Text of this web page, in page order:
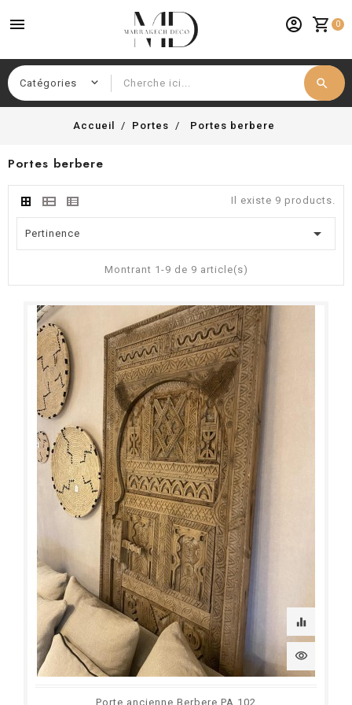
menu shopping_cart 0
account_circle
search
Accueil Portes Portes berbere
Portes berbere
Il existe 9 products.
Pertinence 
Montrant 1-9 de 9 article(s)
equalizer
visibility
Porte ancienne Berbere PA 102